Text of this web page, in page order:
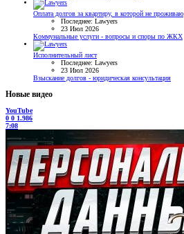
Оплата долгов за квартиру, в которой не проживаю
Последнее: Lawyers
23 Июл 2026
Коммунальные услуги - вопросы и споры по ЖКХ
Исполнительный лист
Последнее: Lawyers
23 Июл 2026
Взыскание долгов - юридическая консультация
Новые видео
YouTube
0 0 1.986
7:08